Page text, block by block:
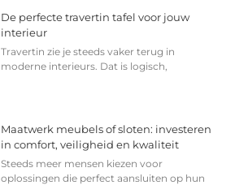
De perfecte travertin tafel voor jouw
interieur
Travertin zie je steeds vaker terug in
moderne interieurs. Dat is logisch,
Maatwerk meubels of sloten: investeren
in comfort, veiligheid en kwaliteit
Steeds meer mensen kiezen voor
oplossingen die perfect aansluiten op hun